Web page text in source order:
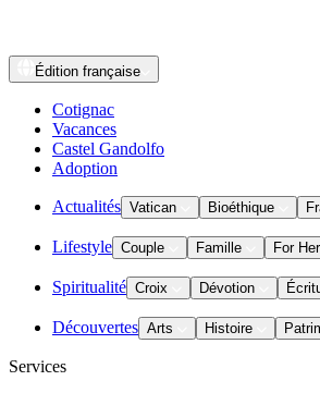
Édition française
Cotignac
Vacances
Castel Gandolfo
Adoption
Actualités Vatican Bioéthique
Lifestyle Couple Famille For
Spiritualité Croix Dévotion
Découvertes Arts Histoire
Services